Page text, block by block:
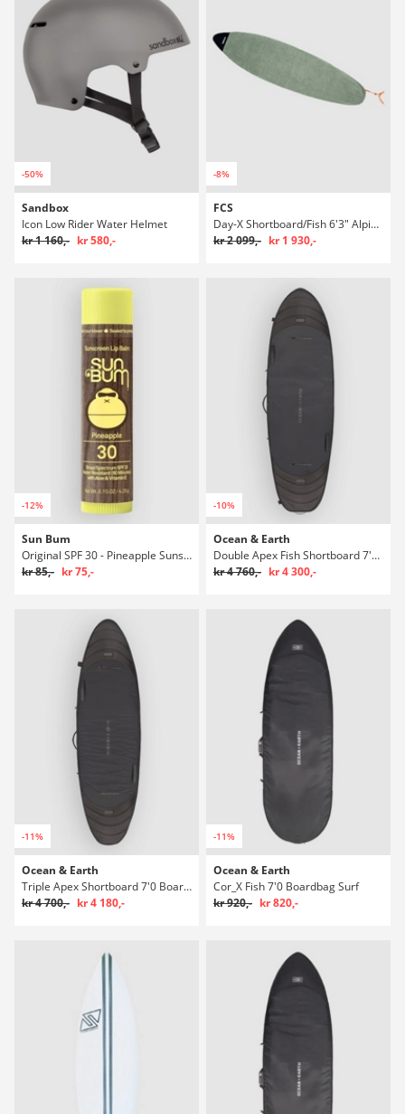
-50%
Sandbox
Icon Low Rider Water Helmet
kr 1 160,- kr 580,-
-8%
FCS
Day-X Shortboard/Fish 6'3" Alpine Boardbag Surf
kr 2 099,- kr 1 930,-
-12%
Sun Bum
Original SPF 30 - Pineapple Sunscreen Lip Balsam
kr 85,- kr 75,-
-10%
Ocean & Earth
Double Apex Fish Shortboard 7'0 Boardbag Surf
kr 4 760,- kr 4 300,-
-11%
Ocean & Earth
Triple Apex Shortboard 7'0 Boardbag Surf
kr 4 700,- kr 4 180,-
-11%
Ocean & Earth
Cor_X Fish 7'0 Boardbag Surf
kr 920,- kr 820,-